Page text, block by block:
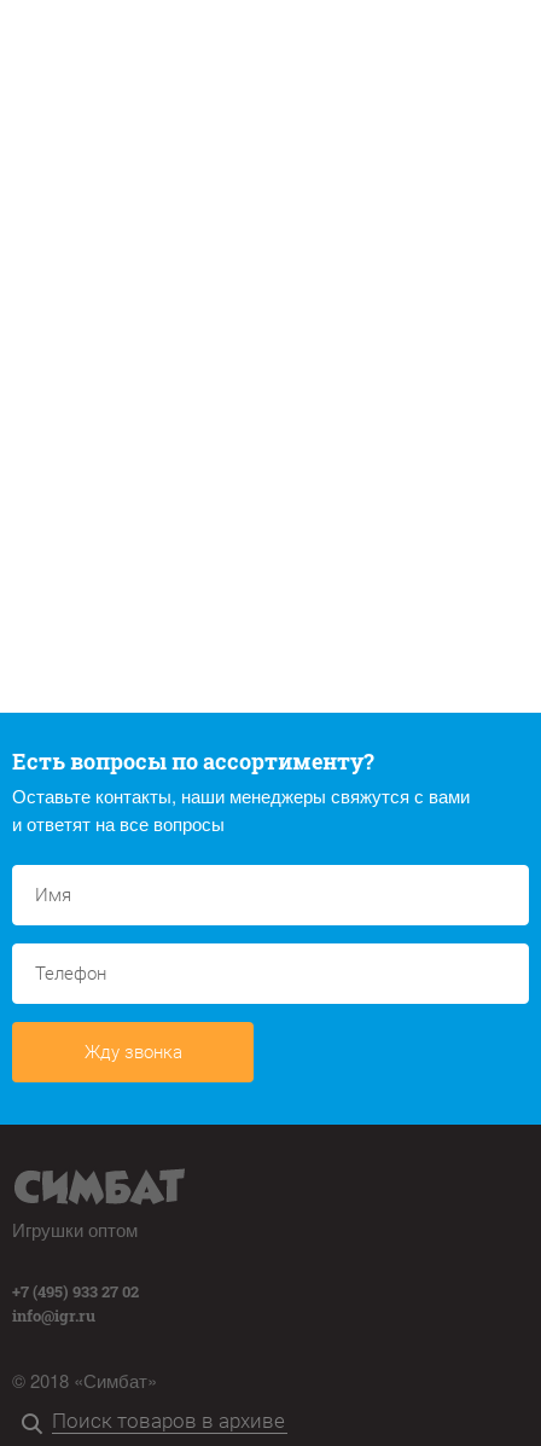
Есть вопросы по ассортименту?
Оставьте контакты, наши менеджеры свяжутся с вами
и ответят на все вопросы
Жду звонка
Игрушки оптом
+7 (495) 933 27 02
info@igr.ru
© 2018 «Симбат»